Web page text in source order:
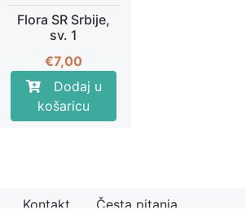
Flora SR Srbije,
sv. 1
€7,00
Dodaj u
košaricu
Kontakt Česta pitanja